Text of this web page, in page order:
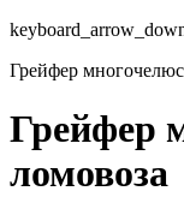
Грейфер
Грейфер
ломовоза